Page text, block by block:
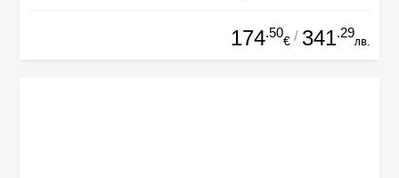
174.50
€ / 341.29
лв.